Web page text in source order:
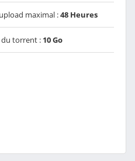
maximal :48 Heures
du torrent : 10 Go